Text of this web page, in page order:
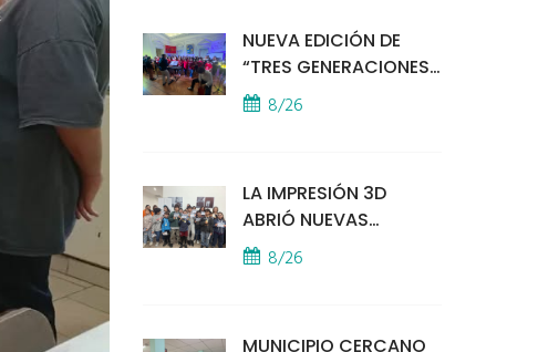
SEGURIDAD
NUEVA EDICIÓN DE
“TRES GENERACIONES
CANTAN”
8/26
LA IMPRESIÓN 3D
ABRIÓ NUEVAS
PUERTAS AL
APRENDIZAJE Y LA
8/26
MUNICIPIO CERCANO